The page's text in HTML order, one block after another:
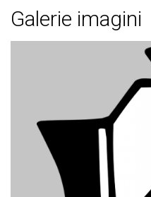
Galerie imagini